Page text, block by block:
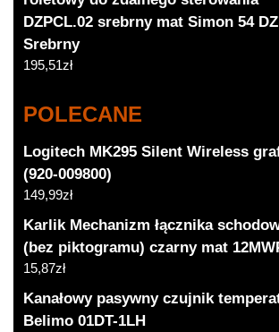
DZPCL.02 srebrny mat Simon 54
Srebrny
195,51zł
POLECANE
Logitech MK295 Silent Wireless
(920-009800)
149,99zł
Karlik Mechanizm łącznika
(bez piktogramu) czarny mat
15,87zł
Kanałowy pasywny czujnik
Belimo 01DT-1LH